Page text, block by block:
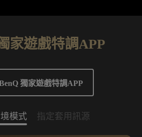
家遊戲特調APP
獨家遊戲特調APP
模式 指定套用訊源